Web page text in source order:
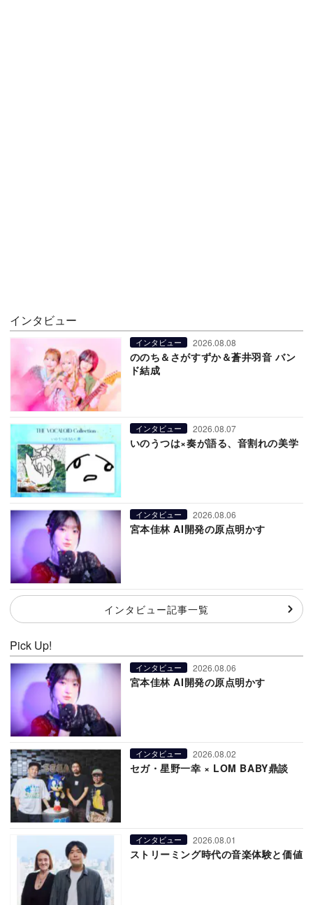
インタビュー
インタビュー 2026.08.08
ののち＆さがすずか＆蒼井羽音 バン
ド結成
インタビュー 2026.08.07
いのうつは×奏が語る、音割れの美学
インタビュー 2026.08.06
宮本佳林 AI開発の原点明かす
インタビュー記事一覧
Pick Up!
インタビュー 2026.08.06
宮本佳林 AI開発の原点明かす
インタビュー 2026.08.02
セガ・星野一幸 × LOM BABY鼎談
インタビュー 2026.08.01
ストリーミング時代の音楽体験と価値